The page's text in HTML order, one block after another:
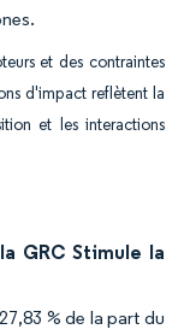
et des contraintes
d'impact reflètent la
et les interactions
GRC Stimule la
% de la part du